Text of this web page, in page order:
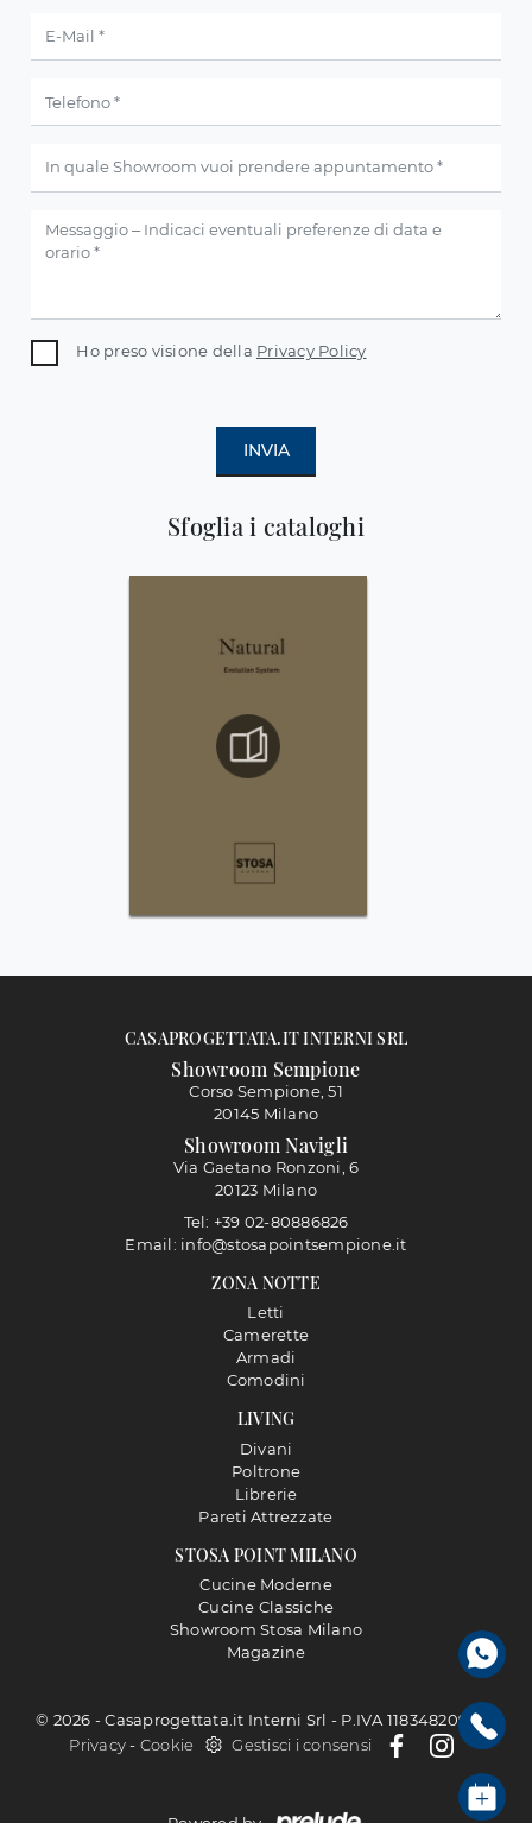
Sfoglia i cataloghi
Ho preso visione della Privacy Policy
INVIA
STOSA POINT MILANO
Cucine Moderne
Cucine Classiche
Showroom Stosa Milano
Magazine
LIVING
Divani
Poltrone
Librerie
Pareti Attrezzate
ZONA NOTTE
Letti
Camerette
Armadi
Comodini
CASAPROGETTATA.IT INTERNI SRL
Showroom Sempione
Corso Sempione, 51
20145 Milano
Showroom Navigli
Via Gaetano Ronzoni, 6
20123 Milano
Tel: +39 02-80886826
Email: info@stosapointsempione.it
© 2026 - Casaprogettata.it Interni Srl - P.IVA 11834820968 |
Privacy- Cookie Gestisci i consensi